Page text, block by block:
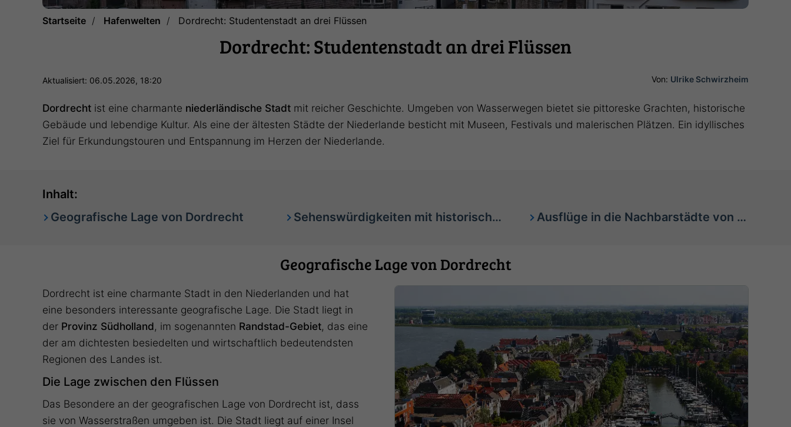
Startseite Hafenwelten Dordrecht: Studentenstadt an drei Flüssen
Dordrecht: Studentenstadt an drei Flüssen
Von: Ulrike Schwirzheim
Aktualisiert: 06.05.2026, 18:20
Dordrecht ist eine charmante niederländische Stadt mit reicher Geschichte. Umgeben von Wasserwegen bietet sie pittoreske Grachten, historische
Gebäude und lebendige Kultur. Als eine der ältesten Städte der Niederlande besticht mit Museen, Festivals und malerischen Plätzen. Ein idyllisches
Ziel für Erkundungstouren und Entspannung im Herzen der Niederlande.
Inhalt:
Geografische Lage von Dordrecht
Sehenswürdigkeiten mit historischer Bedeutung Ausflüge in die Nachbarstädte von Dordrecht
Geografische Lage von Dordrecht
Dordrecht ist eine charmante Stadt in den Niederlanden und hat
eine besonders interessante geografische Lage. Die Stadt liegt in
der Provinz Südholland, im sogenannten Randstad-Gebiet, das eine
der am dichtesten besiedelten und wirtschaftlich bedeutendsten
Regionen des Landes ist.
Die Lage zwischen den Flüssen
Das Besondere an der geografischen Lage von Dordrecht ist, dass
sie von Wasserstraßen umgeben ist. Die Stadt liegt auf einer Insel